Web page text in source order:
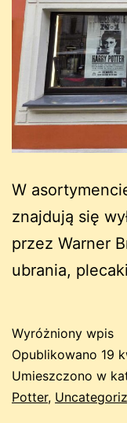
W
znajdują się
przez Warner
ubrania,
Wyróżniony wpis
Opublikowano 19
Umieszczono w
Potter,